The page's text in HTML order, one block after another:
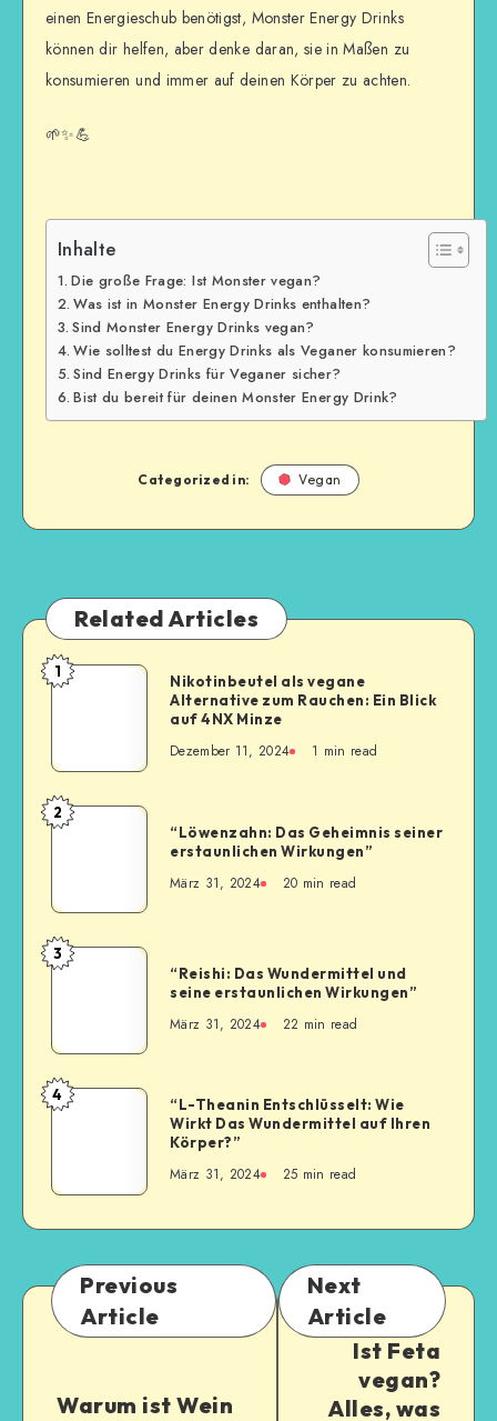
einen Energieschub benötigst, Monster Energy Drinks
können dir helfen, aber denke daran, sie in Maßen zu
konsumieren und immer auf deinen Körper zu achten.
🌱✨💪
Inhalte
Die große Frage: Ist Monster vegan?
Was ist in Monster Energy Drinks enthalten?
Sind Monster Energy Drinks vegan?
Wie solltest du Energy Drinks als Veganer konsumieren?
Sind Energy Drinks für Veganer sicher?
Bist du bereit für deinen Monster Energy Drink?
Categorized in: Vegan
Related Articles
1
Nikotinbeutel als vegane
Alternative zum Rauchen: Ein Blick
auf 4NX Minze
Dezember 11, 2024 1 min read
2
“Löwenzahn: Das Geheimnis seiner
erstaunlichen Wirkungen”
März 31, 2024 20 min read
3
“Reishi: Das Wundermittel und
seine erstaunlichen Wirkungen”
März 31, 2024 22 min read
4
“L-Theanin Entschlüsselt: Wie
Wirkt Das Wundermittel auf Ihren
Körper?”
März 31, 2024 25 min read
Previous
Article
Warum ist Wein
Next
Article
Ist Feta
vegan?
Alles, was